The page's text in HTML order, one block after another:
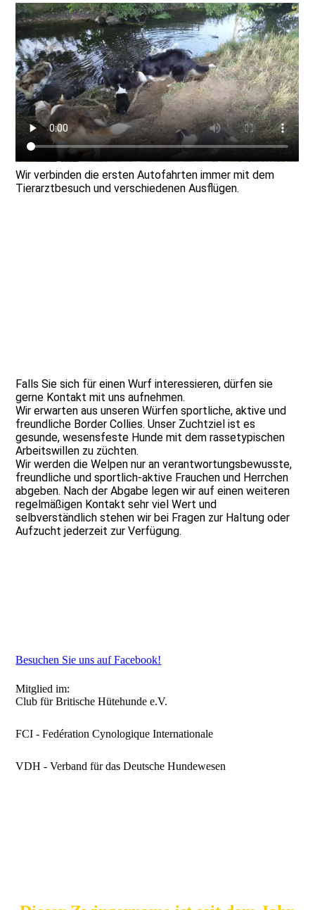
Wir verbinden die ersten Autofahrten immer mit dem
Tierarztbesuch und verschiedenen Ausflügen.
Falls Sie sich für einen Wurf interessieren, dürfen sie
gerne Kontakt mit uns aufnehmen.
Wir erwarten aus unseren Würfen sportliche, aktive und
freundliche Border Collies. Unser Zuchtziel ist es
gesunde, wesensfeste Hunde mit dem rassetypischen
Arbeitswillen zu züchten.
Wir werden die Welpen nur an verantwortungsbewusste,
freundliche und sportlich-aktive Frauchen und Herrchen
abgeben. Nach der Abgabe legen wir auf einen weiteren
regelmäßigen Kontakt sehr viel Wert und
selbverständlich stehen wir bei Fragen zur Haltung oder
Aufzucht jederzeit zur Verfügung.
Besuchen Sie uns auf Facebook!
Mitglied im:
Club für Britische Hütehunde e.V.
FCI - Fedération Cynologique Internationale
VDH - Verband für das Deutsche Hundewesen